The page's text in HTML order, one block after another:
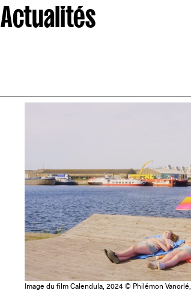
Actualités
Image du film Calendula, 2024 © Philémon